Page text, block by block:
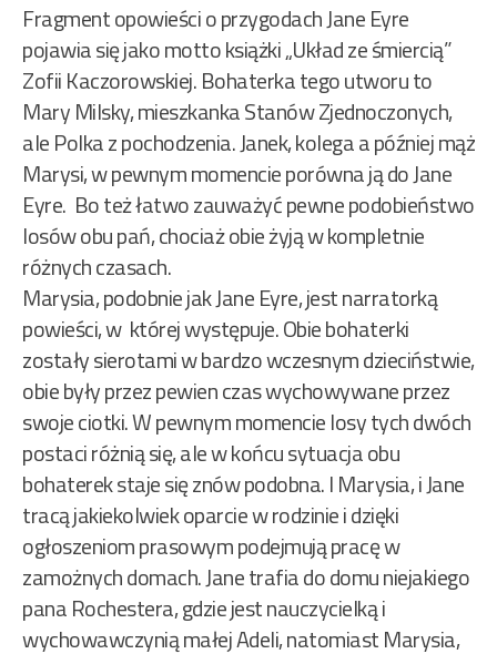
Fragment opowieści o przygodach Jane Eyre
pojawia się jako motto książki „Układ ze śmiercią”
Zofii Kaczorowskiej. Bohaterka tego utworu to
Mary Milsky, mieszkanka Stanów Zjednoczonych,
ale Polka z pochodzenia. Janek, kolega a później mąż
Marysi, w pewnym momencie porówna ją do Jane
Eyre. Bo też łatwo zauważyć pewne podobieństwo
losów obu pań, chociaż obie żyją w kompletnie
różnych czasach.
Marysia, podobnie jak Jane Eyre, jest narratorką
powieści, w której występuje. Obie bohaterki
zostały sierotami w bardzo wczesnym dzieciństwie,
obie były przez pewien czas wychowywane przez
swoje ciotki. W pewnym momencie losy tych dwóch
postaci różnią się, ale w końcu sytuacja obu
bohaterek staje się znów podobna. I Marysia, i Jane
tracą jakiekolwiek oparcie w rodzinie i dzięki
ogłoszeniom prasowym podejmują pracę w
zamożnych domach. Jane trafia do domu niejakiego
pana Rochestera, gdzie jest nauczycielką i
wychowawczynią małej Adeli, natomiast Marysia,